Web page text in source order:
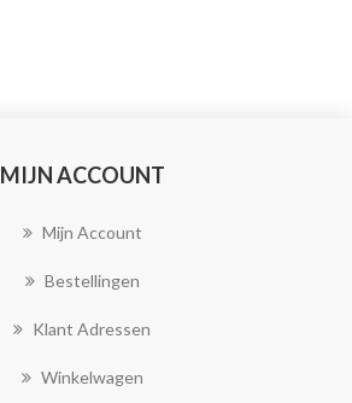
MIJN ACCOUNT
Mijn Account
Bestellingen
Klant Adressen
Winkelwagen